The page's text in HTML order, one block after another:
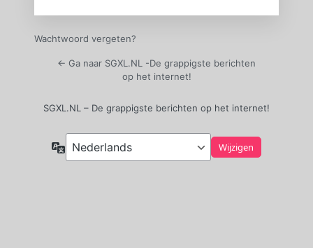
Wachtwoord vergeten?
← Ga naar SGXL.NL -De grappigste berichten
op het internet!
SGXL.NL – De grappigste berichten op het internet!
Taal